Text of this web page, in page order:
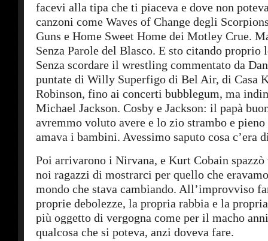
facevi alla tipa che ti piaceva e dove non
canzoni come Waves of Change degli
Guns e Home Sweet Home dei Motley Crue.
Senza Parole del Blasco. E sto citando proprio
Senza scordare il wrestling commentato da
puntate di Willy Superfigo di Bel Air, di Casa
Robinson, fino ai concerti bubblegum, ma
Michael Jackson. Cosby e Jackson: il papà
avremmo voluto avere e lo zio strambo e
amava i bambini. Avessimo saputo cosa
Poi arrivarono i Nirvana, e Kurt Cobain
noi ragazzi di mostrarci per quello che
mondo che stava cambiando. All’improvviso
proprie debolezze, la propria rabbia e la
più oggetto di vergogna come per il macho
qualcosa che si poteva, anzi doveva fare.